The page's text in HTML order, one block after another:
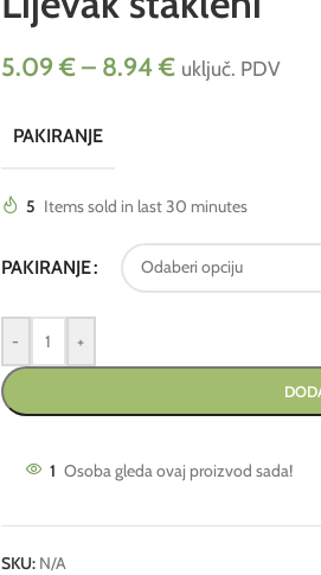
5.09€– 8.94€ uključ. PDV
PAKIRANJE
5 Items sold in last 30 minutes
PAKIRANJE
- +
1 Osoba gleda ovaj proizvod sada!
SKU: N/A